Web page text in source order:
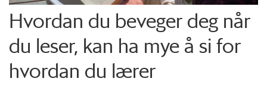
Hvordan du beveger deg når
du leser, kan ha mye å si for
hvordan du lærer